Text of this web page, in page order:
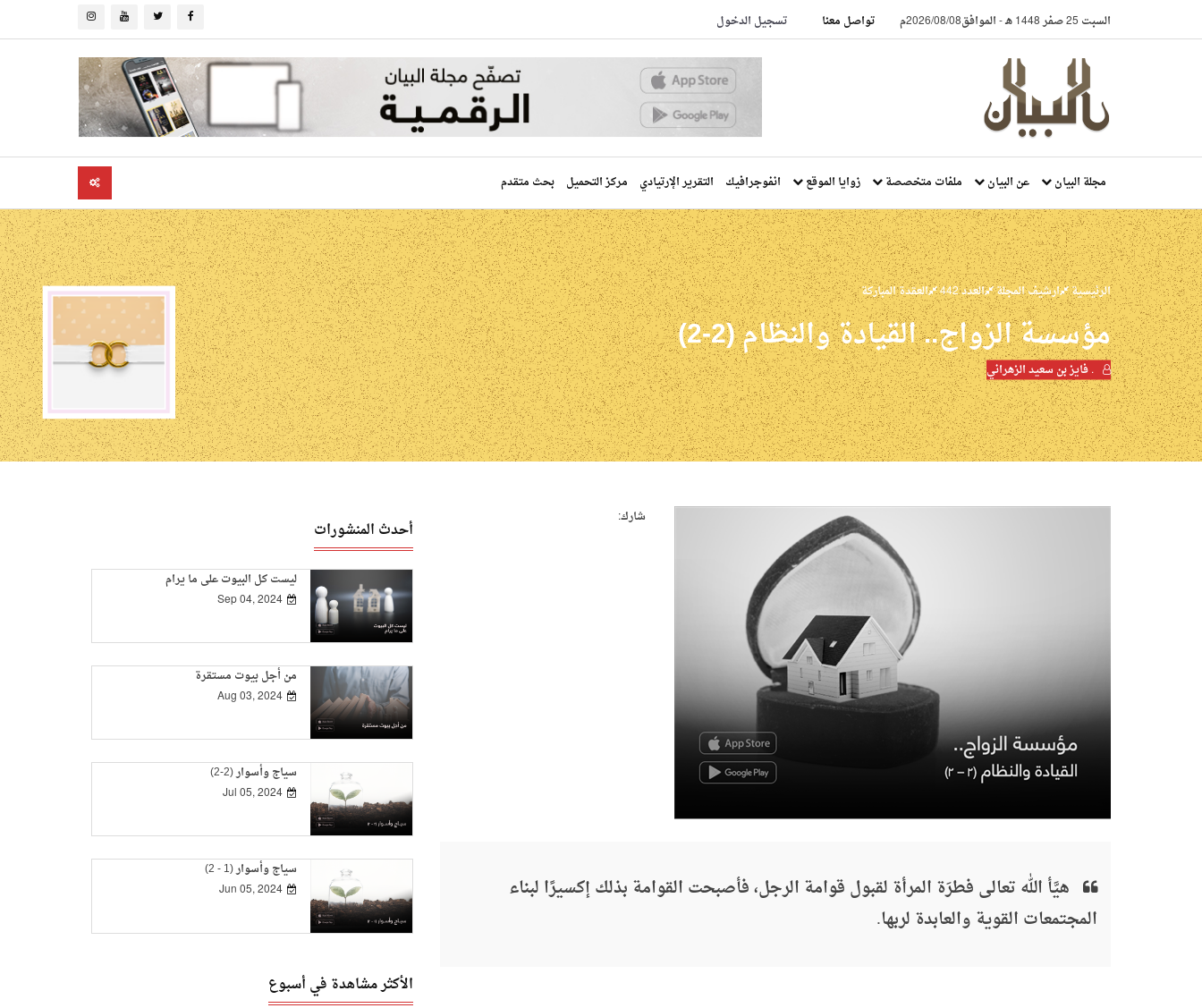
السبت 25 صفر 1448 هـ -الموافق2026/08/08م تواصل معنا تسجيل الدخول
مجلة البيان عن البيان ملفات متخصصة زوايا الموقع انفوجرافيك التقرير الإرتيادي مركز التحميل بحث متقدم
الرئيسية ارشيف المجلة العدد 442 العقدة المباركة
مؤسسة الزواج.. القيادة والنظام (2-2)
. فايز بن سعيد الزهراني
شارك:
هيَّأ الله تعالى فطرَة المرأة لقبول قوامة الرجل، فأصبحت القوامة بذلك إكسيرًا لبناء
المجتمعات القوية والعابدة لربها.
أحدث المنشورات
ليست كل البيوت على ما يرام
Sep 04, 2024
من أجل بيوت مستقرة
Aug 03, 2024
سياج وأسوار (2-2)
Jul 05, 2024
سياج وأسوار (1 - 2)
Jun 05, 2024
الأكثر مشاهدة في أسبوع